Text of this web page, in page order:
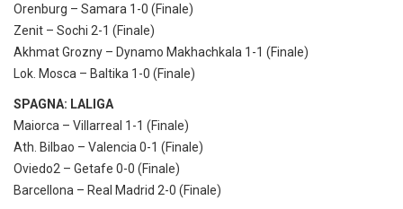
Orenburg – Samara 1-0 (Finale)
Zenit – Sochi 2-1 (Finale)
Akhmat Grozny – Dynamo Makhachkala 1-1 (Finale)
Lok. Mosca – Baltika 1-0 (Finale)
SPAGNA: LALIGA
Maiorca – Villarreal 1-1 (Finale)
Ath. Bilbao – Valencia 0-1 (Finale)
Oviedo2 – Getafe 0-0 (Finale)
Barcellona – Real Madrid 2-0 (Finale)